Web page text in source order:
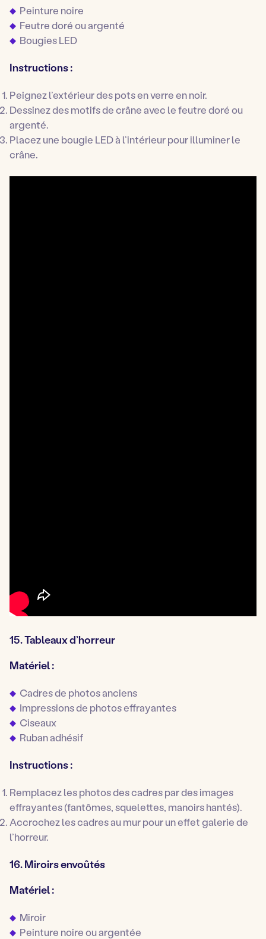
Peinture noire
Feutre doré ou argenté
Bougies LED
Instructions :
Peignez l’extérieur des pots en verre en noir.
Dessinez des motifs de crâne avec le feutre doré ou
argenté.
Placez une bougie LED à l’intérieur pour illuminer le
crâne.
15. Tableaux d’horreur
Matériel :
Cadres de photos anciens
Impressions de photos effrayantes
Ciseaux
Ruban adhésif
Instructions :
Remplacez les photos des cadres par des images
effrayantes (fantômes, squelettes, manoirs hantés).
Accrochez les cadres au mur pour un effet galerie de
l’horreur.
16. Miroirs envoûtés
Matériel :
Miroir
Peinture noire ou argentée